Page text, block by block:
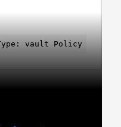
vault Policy